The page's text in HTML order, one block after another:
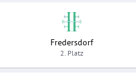
Fredersdorf
2. Platz